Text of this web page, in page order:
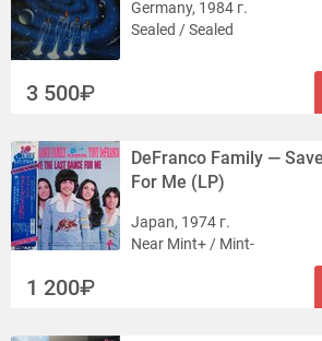
Germany, 1984 г.
Sealed / Sealed
3 500
DeFranco Family —
For Me (LP)
Japan, 1974 г.
Near Mint+ / Mint-
1 200